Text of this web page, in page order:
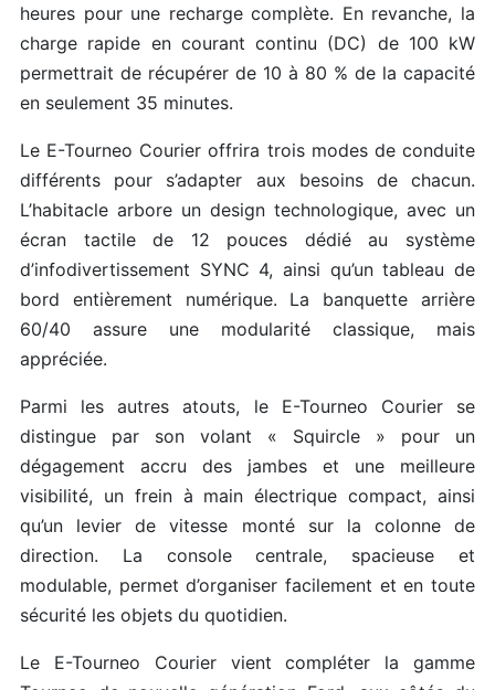
heures pour une recharge complète. En revanche, la
charge rapide en courant continu (DC) de 100 kW
permettrait de récupérer de 10 à 80 % de la capacité
en seulement 35 minutes.
Le E-Tourneo Courier offrira trois modes de conduite
différents pour s’adapter aux besoins de chacun.
L’habitacle arbore un design technologique, avec un
écran tactile de 12 pouces dédié au système
d’infodivertissement SYNC 4, ainsi qu’un tableau de
bord entièrement numérique. La banquette arrière
60/40 assure une modularité classique, mais
appréciée.
Parmi les autres atouts, le E-Tourneo Courier se
distingue par son volant « Squircle » pour un
dégagement accru des jambes et une meilleure
visibilité, un frein à main électrique compact, ainsi
qu’un levier de vitesse monté sur la colonne de
direction. La console centrale, spacieuse et
modulable, permet d’organiser facilement et en toute
sécurité les objets du quotidien.
Le E-Tourneo Courier vient compléter la gamme